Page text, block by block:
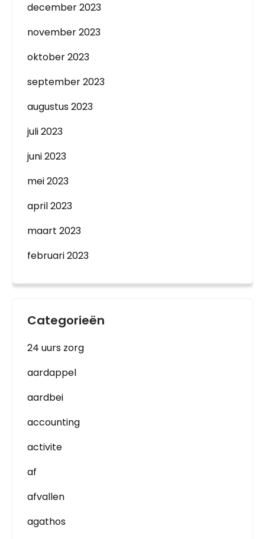
december 2023
november 2023
oktober 2023
september 2023
augustus 2023
juli 2023
juni 2023
mei 2023
april 2023
maart 2023
februari 2023
Categorieën
24 uurs zorg
aardappel
aardbei
accounting
activite
af
afvallen
agathos